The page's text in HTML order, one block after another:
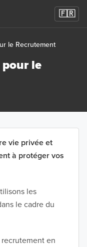
🇫🇷
le Recrutement
le
vie privée et
à protéger vos
les
le cadre du
en